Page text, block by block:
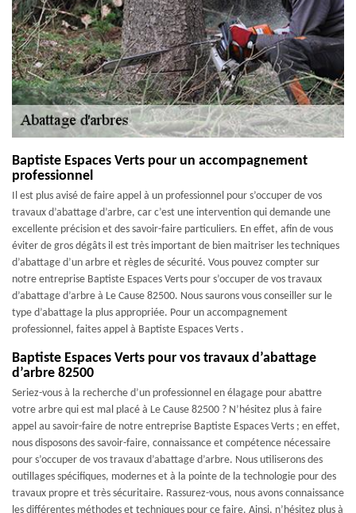
Baptiste Espaces Verts pour un accompagnement
professionnel
Il est plus avisé de faire appel à un professionnel pour s’occuper de vos
travaux d’abattage d’arbre, car c’est une intervention qui demande une
excellente précision et des savoir-faire particuliers. En effet, afin de vous
éviter de gros dégâts il est très important de bien maitriser les techniques
d’abattage d’un arbre et règles de sécurité. Vous pouvez compter sur
notre entreprise Baptiste Espaces Verts pour s’occuper de vos travaux
d’abattage d’arbre à Le Cause 82500. Nous saurons vous conseiller sur le
type d’abattage la plus appropriée. Pour un accompagnement
professionnel, faites appel à Baptiste Espaces Verts .
Baptiste Espaces Verts pour vos travaux d’abattage
d’arbre 82500
Seriez-vous à la recherche d’un professionnel en élagage pour abattre
votre arbre qui est mal placé à Le Cause 82500 ? N’hésitez plus à faire
appel au savoir-faire de notre entreprise Baptiste Espaces Verts ; en effet,
nous disposons des savoir-faire, connaissance et compétence nécessaire
pour s’occuper de vos travaux d’abattage d’arbre. Nous utiliserons des
outillages spécifiques, modernes et à la pointe de la technologie pour des
travaux propre et très sécuritaire. Rassurez-vous, nous avons connaissance
les différentes méthodes et techniques pour ce faire. Ainsi, n’hésitez plus à